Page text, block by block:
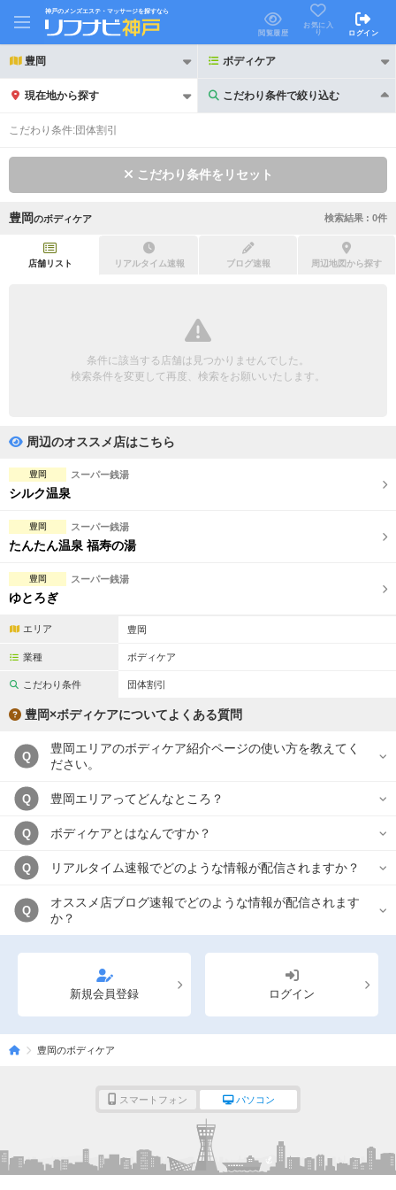
神戸のメンズエステ・マッサージを探すなら
閲覧履歴
お気に入
り
ログイン
豊岡 ボディケア
現在地から探す こだわり条件で絞り込む
こだわり条件で絞り込む
初回割引あり リピーター割引あり
団体様歓迎
ペアルームあり
フットバスあり
日本人スタッフのみ
スタッフ指名可
こだわり条件を変更
こだわり条件:団体割引
こだわり条件をリセット
豊岡のボディケア 検索結果 : 0件
店舗リスト リアルタイム速報 ブログ速報 周辺地図から探す
条件に該当する店舗は見つかりませんでした。
検索条件を変更して再度、検索をお願いいたします。
周辺のオススメ店はこちら
豊岡 スーパー銭湯
シルク温泉
豊岡 スーパー銭湯
たんたん温泉 福寿の湯
豊岡 スーパー銭湯
ゆとろぎ
エリア 豊岡
業種 ボディケア
こだわり条件 団体割引
豊岡×ボディケアについてよくある質問
Q
豊岡エリアのボディケア紹介ページの使い方を教えてく
ださい。
Q 豊岡エリアってどんなところ？
Q ボディケアとはなんですか？
Q リアルタイム速報でどのような情報が配信されますか？
Q
オススメ店ブログ速報でどのような情報が配信されます
か？
新規会員登録 ログイン
豊岡のボディケア
スマートフォン パソコン